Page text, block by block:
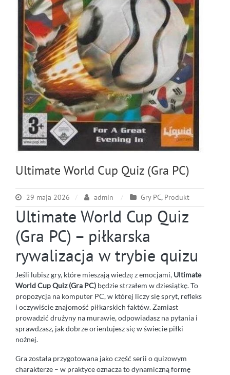
Ultimate World Cup Quiz (Gra PC)
29 maja 2026 admin Gry PC, Produkt
Ultimate World Cup Quiz
(Gra PC) – piłkarska
rywalizacja w trybie quizu
Jeśli lubisz gry, które mieszają wiedzę z emocjami, Ultimate
World Cup Quiz (Gra PC) będzie strzałem w dziesiątkę. To
propozycja na komputer PC, w której liczy się spryt, refleks
i oczywiście znajomość piłkarskich faktów. Zamiast
prowadzić drużyny na murawie, odpowiadasz na pytania i
sprawdzasz, jak dobrze orientujesz się w świecie piłki
nożnej.
Gra została przygotowana jako część serii o quizowym
charakterze – w praktyce oznacza to dynamiczną formę